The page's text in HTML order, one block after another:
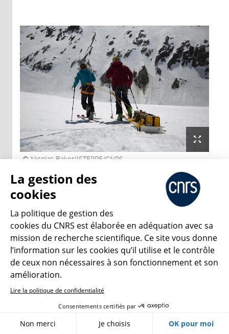
Nicolas Baker/ISTERRE/CNRS
Exténués, nous formons deux équipes de deux et
partons une fois de plus à l’assaut du glacier pour
déclencher les derniersnodeset les recouvrir de
neige. Ces opérations sont laborieuses et répétitives.
C’est dur mais on se sent vivre. Les trois bips du
derniernodeallumé sonnent la fin de l’opération. Il
est déjà 19 h 30 et la journée n’est toujours pas finie :
il faut maintenant rentrer au chalet. 19 h 45.
Notre petite équipe de retardataires se dirige enfin
vers le refuge. Je n’en peux plus. Le ski n’a jamais été
mon fort et mes jambes accusent les efforts de ces
La gestion des
cookies
La politique de gestion des
cookies du CNRS est élaborée en adéquation avec sa
mission de recherche scientifique. Ce site vous donne
l’information sur les cookies qu’il utilise et le contrôle
de ceux non nécessaires à son fonctionnement et son
amélioration.
Lire la politique de confidentialité
Consentements certifiés par
Non merci Je choisis OK pour moi